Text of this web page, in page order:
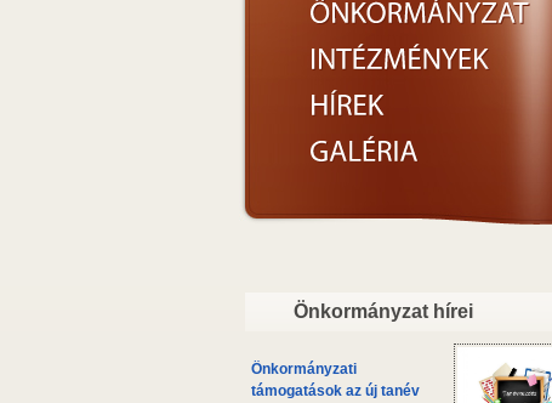
Önkormányzat hírei
Önkormányzati
támogatások az új tanév